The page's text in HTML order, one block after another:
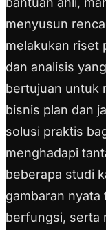
menyusun
melakukan riset
dan analisis
bertujuan untuk
bisnis plan dan
solusi praktis
menghadapi
beberapa studi
gambaran nyata
berfungsi, serta